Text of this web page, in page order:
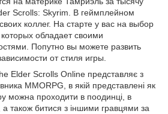
Scrolls: Skyrim. В геймплейном
коллег. На старте у вас на выбор
обладает своими
Попутно вы можете развить
от стиля игры.
Elder Scrolls Online представляє з
MMORPG, в якій представлені як
можна проходити в поодинці, в
а також битися з іншими гравцями за